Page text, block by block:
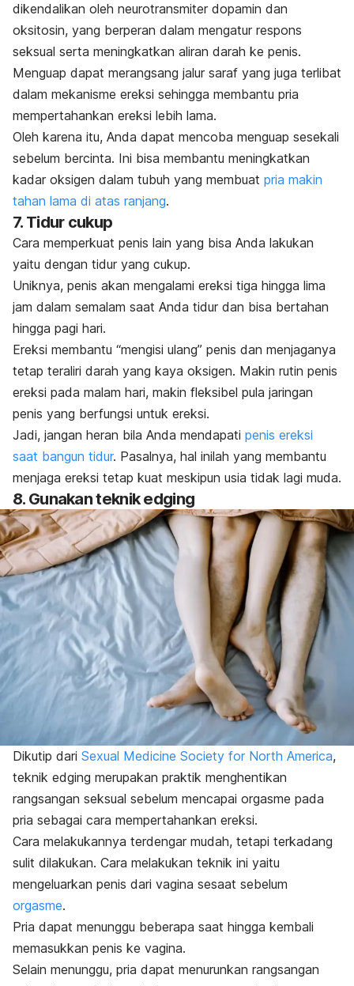
dikendalikan oleh neurotransmiter dopamin dan
oksitosin, yang berperan dalam mengatur respons
seksual serta meningkatkan aliran darah ke penis.
Menguap dapat merangsang jalur saraf yang juga terlibat
dalam mekanisme ereksi sehingga membantu pria
mempertahankan ereksi lebih lama.
Oleh karena itu, Anda dapat mencoba menguap sesekali
sebelum bercinta. Ini bisa membantu meningkatkan
kadar oksigen dalam tubuh yang membuat pria makin
tahan lama di atas ranjang.
7. Tidur cukup
Cara memperkuat penis lain yang bisa Anda lakukan
yaitu dengan tidur yang cukup.
Uniknya, penis akan mengalami ereksi tiga hingga lima
jam dalam semalam saat Anda tidur dan bisa bertahan
hingga pagi hari.
Ereksi membantu “mengisi ulang” penis dan menjaganya
tetap teraliri darah yang kaya oksigen. Makin rutin penis
ereksi pada malam hari, makin fleksibel pula jaringan
penis yang berfungsi untuk ereksi.
Jadi, jangan heran bila Anda mendapati penis ereksi
saat bangun tidur. Pasalnya, hal inilah yang membantu
menjaga ereksi tetap kuat meskipun usia tidak lagi muda.
8. Gunakan teknikedging
Dikutip dari Sexual Medicine Society for North America,
teknik edging merupakan praktik menghentikan
rangsangan seksual sebelum mencapai orgasme pada
pria sebagai cara mempertahankan ereksi.
Cara melakukannya terdengar mudah, tetapi terkadang
sulit dilakukan. Cara melakukan teknik ini yaitu
mengeluarkan penis dari vagina sesaat sebelum
orgasme.
Pria dapat menunggu beberapa saat hingga kembali
memasukkan penis ke vagina.
Selain menunggu, pria dapat menurunkan rangsangan